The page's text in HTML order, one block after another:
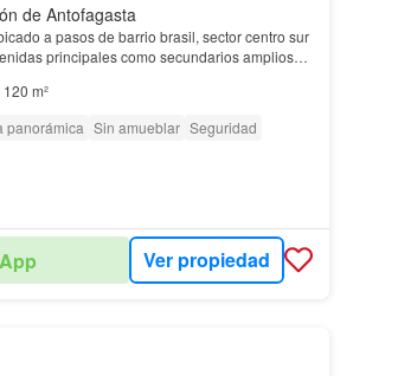
de Antofagasta
a pasos de barrio brasil, sector centro sur
principales como secundarios amplios
baño se…
120 m²
panorámica Sin amueblar Seguridad
Ver propiedad